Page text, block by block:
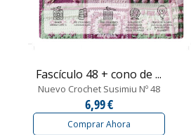
Fascículo 48 + cono de ...
Nuevo Crochet Susimiu Nº 48
6,99 €
Comprar Ahora